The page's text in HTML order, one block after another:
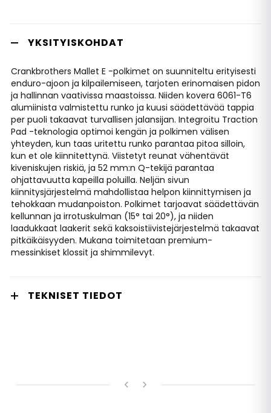
YKSITYISKOHDAT
Crankbrothers Mallet E -polkimet on suunniteltu erityisesti
enduro-ajoon ja kilpailemiseen, tarjoten erinomaisen pidon
ja hallinnan vaativissa maastoissa. Niiden kovera 6061-T6
alumiinista valmistettu runko ja kuusi säädettävää tappia
per puoli takaavat turvallisen jalansijan. Integroitu Traction
Pad -teknologia optimoi kengän ja polkimen välisen
yhteyden, kun taas uritettu runko parantaa pitoa silloin,
kun et ole kiinnitettynä. Viistetyt reunat vähentävät
kiveniskujen riskiä, ja 52 mm:n Q-tekijä parantaa
ohjattavuutta kapeilla poluilla. Neljän sivun
kiinnitysjärjestelmä mahdollistaa helpon kiinnittymisen ja
tehokkaan mudanpoiston. Polkimet tarjoavat säädettävän
kellunnan ja irrotuskulman (15° tai 20°), ja niiden
laadukkaat laakerit sekä kaksoistiivistejärjestelmä takaavat
pitkäikäisyyden. Mukana toimitetaan premium-
messinkiset klossit ja shimmilevyt.
TEKNISET TIEDOT